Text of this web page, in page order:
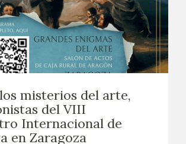
misterios del arte,
del VIII
Internacional de
en Zaragoza